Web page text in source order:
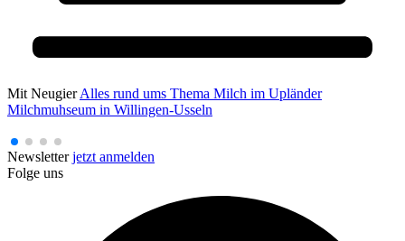
Mit NeugierAlles rund ums Thema Milch im Upländer
Milchmuhseum in Willingen-Usseln
Newsletterjetzt anmelden
Folge uns